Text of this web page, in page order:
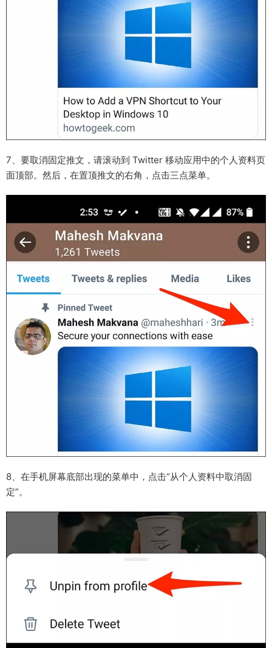
7、要取消固定推文，请滚动到 Twitter 移动应用中的个人资料页
面顶部。然后，在置顶推文的右角，点击三点菜单。
8、在手机屏幕底部出现的菜单中，点击“从个人资料中取消固
定”。